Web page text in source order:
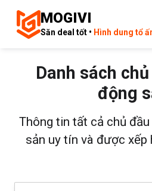
MOGIVI
Săn deal tốt • Hình dung tổ
Danh sách
động
Thông tin tất cả chủ
sản uy tín và được xếp